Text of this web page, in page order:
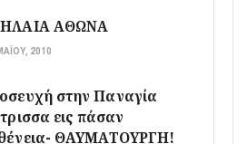
ΑΘΩΝΑ
2010
στην Παναγία
εις πάσαν
ΘΑΥΜΑΤΟΥΡΓΗ!